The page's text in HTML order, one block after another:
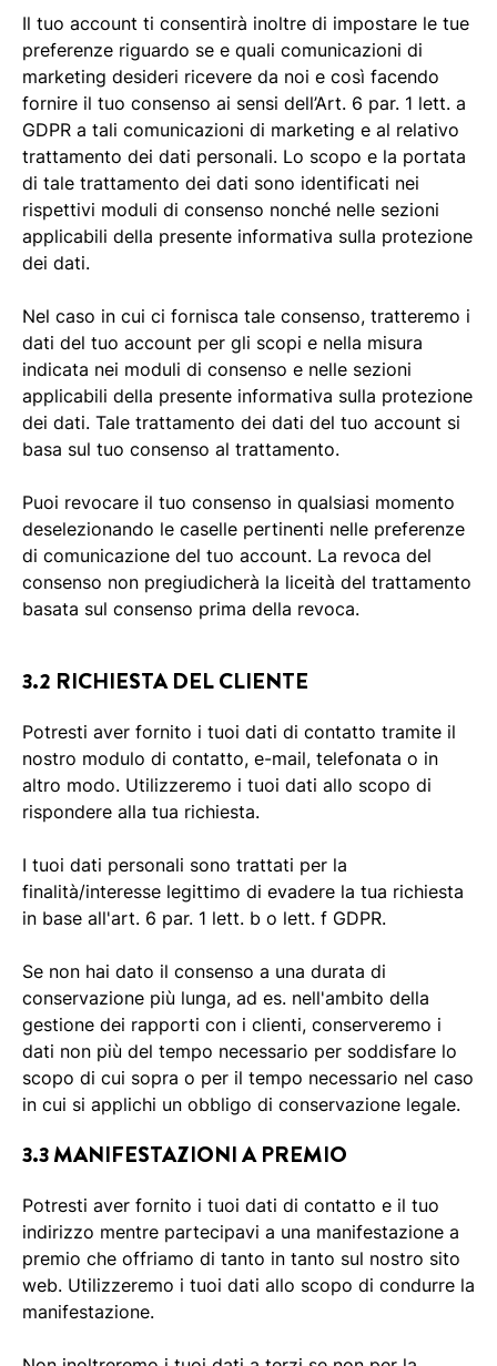
Il tuo account ti consentirà inoltre di impostare le tue
preferenze riguardo se e quali comunicazioni di
marketing desideri ricevere da noi e così facendo
fornire il tuo consenso ai sensi dell’Art. 6 par. 1 lett. a
GDPR a tali comunicazioni di marketing e al relativo
trattamento dei dati personali. Lo scopo e la portata
di tale trattamento dei dati sono identificati nei
rispettivi moduli di consenso nonché nelle sezioni
applicabili della presente informativa sulla protezione
dei dati.
Nel caso in cui ci fornisca tale consenso, tratteremo i
dati del tuo account per gli scopi e nella misura
indicata nei moduli di consenso e nelle sezioni
applicabili della presente informativa sulla protezione
dei dati. Tale trattamento dei dati del tuo account si
basa sul tuo consenso al trattamento.
Puoi revocare il tuo consenso in qualsiasi momento
deselezionando le caselle pertinenti nelle preferenze
di comunicazione del tuo account. La revoca del
consenso non pregiudicherà la liceità del trattamento
basata sul consenso prima della revoca.
3.2 RICHIESTA DEL CLIENTE
Potresti aver fornito i tuoi dati di contatto tramite il
nostro modulo di contatto, e-mail, telefonata o in
altro modo. Utilizzeremo i tuoi dati allo scopo di
rispondere alla tua richiesta.
I tuoi dati personali sono trattati per la
finalità/interesse legittimo di evadere la tua richiesta
in base all'art. 6 par. 1 lett. b o lett. f GDPR.
Se non hai dato il consenso a una durata di
conservazione più lunga, ad es. nell'ambito della
gestione dei rapporti con i clienti, conserveremo i
dati non più del tempo necessario per soddisfare lo
scopo di cui sopra o per il tempo necessario nel caso
in cui si applichi un obbligo di conservazione legale.
3.3 MANIFESTAZIONI A PREMIO
Potresti aver fornito i tuoi dati di contatto e il tuo
indirizzo mentre partecipavi a una manifestazione a
premio che offriamo di tanto in tanto sul nostro sito
web. Utilizzeremo i tuoi dati allo scopo di condurre la
manifestazione.